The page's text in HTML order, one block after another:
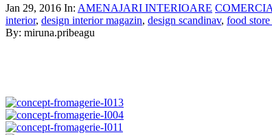
Jan 29, 2016 In: AMENAJARI INTERIOARE
interior, design interior magazin, design scandinav, food
By: miruna.pribeagu